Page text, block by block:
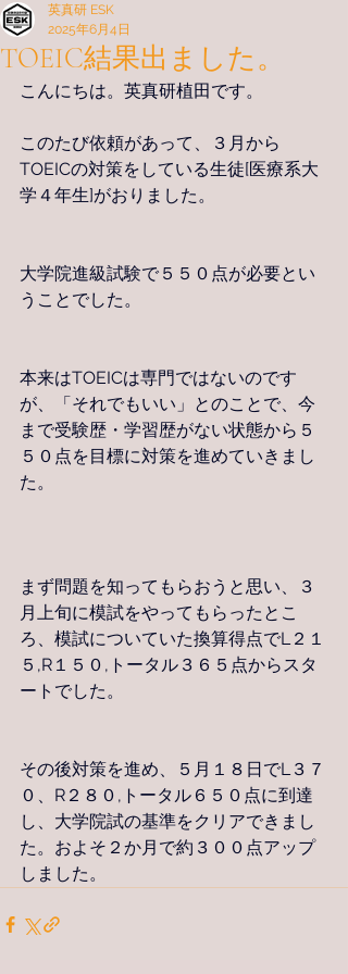
TOEIC結果出ました。
英真研 ESK
2025年6月4日
こんにちは。英真研植田です。
このたび依頼があって、３月から
TOEICの対策をしている生徒[医療系大
学４年生]がおりました。
大学院進級試験で５５０点が必要とい
うことでした。
本来はTOEICは専門ではないのです
が、「それでもいい」とのことで、今
まで受験歴・学習歴がない状態から５
５０点を目標に対策を進めていきまし
た。
まず問題を知ってもらおうと思い、３
月上旬に模試をやってもらったとこ
ろ、模試についていた換算得点でL２１
５,R１５０,トータル３６５点からスタ
ートでした。
その後対策を進め、５月１８日でL３７
０、R２８０,トータル６５０点に到達
し、大学院試の基準をクリアできまし
た。およそ２か月で約３００点アップ
しました。